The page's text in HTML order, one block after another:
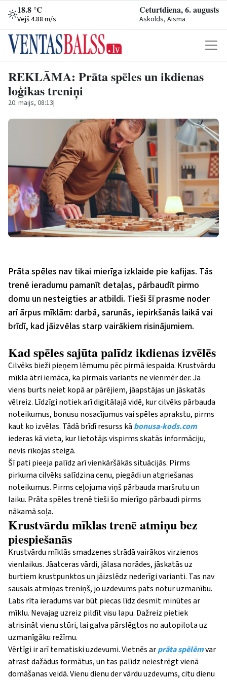
18.8 °C
Vējš 4.88 m/s
Ceturtdiena, 6. augusts
Askolds, Aisma
REKLĀMA: Prāta spēles un ikdienas
loģikas treniņi
20. maijs, 08:13|
Prāta spēles nav tikai mierīga izklaide pie kafijas. Tās
trenē ieradumu pamanīt detaļas, pārbaudīt pirmo
domu un nesteigties ar atbildi. Tieši šī prasme noder
arī ārpus mīklām: darbā, sarunās, iepirkšanās laikā vai
brīdī, kad jāizvēlas starp vairākiem risinājumiem.
Kad spēles sajūta palīdz ikdienas izvēlēs
Cilvēks bieži pieņem lēmumu pēc pirmā iespaida. Krustvārdu
mīkla ātri iemāca, ka pirmais variants ne vienmēr der. Ja
viens burts neiet kopā ar pārējiem, jāapstājas un jāskatās
vēlreiz. Līdzīgi notiek arī digitālajā vidē, kur cilvēks pārbauda
noteikumus, bonusu nosacījumus vai spēles aprakstu, pirms
kaut ko izvēlas. Tādā brīdī resurss kā bonusa-kods.com
iederas kā vieta, kur lietotājs vispirms skatās informāciju,
nevis rīkojas steigā.
Šī pati pieeja palīdz arī vienkāršākās situācijās. Pirms
pirkuma cilvēks salīdzina cenu, piegādi un atgriešanas
noteikumus. Pirms ceļojuma viņš pārbauda maršrutu un
laiku. Prāta spēles trenē tieši šo mierīgo pārbaudi pirms
nākamā soļa.
Krustvārdu mīklas trenē atmiņu bez
piespiešanās
Krustvārdu mīklās smadzenes strādā vairākos virzienos
vienlaikus. Jāatceras vārdi, jālasa norādes, jāskatās uz
burtiem krustpunktos un jāizslēdz nederīgi varianti. Tas nav
sausais atmiņas treniņš, jo uzdevums pats notur uzmanību.
Labs rīta ieradums var būt piecas līdz desmit minūtes ar
mīklu. Nevajag uzreiz pildīt visu lapu. Dažreiz pietiek
atrisināt vienu stūri, lai galva pārslēgtos no autopilota uz
uzmanīgāku režīmu.
Vērtīgi ir arī tematiski uzdevumi. Vietnēs arprāta spēlēmvar
atrast dažādus formātus, un tas palīdz neiestrēgt vienā
domāšanas veidā. Vienu dienu der vārdu uzdevums, citu dienu